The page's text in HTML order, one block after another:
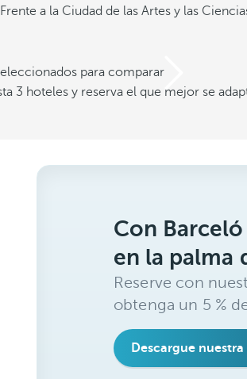
Frente a la Ciudad de las Artes y las
para comparar
3 hoteles y reserva el que mejor se
Con
en la palma
Reserve con
obtenga un 5 %
Descargue